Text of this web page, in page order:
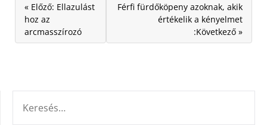
« Előző: Ellazulást
hoz az
arcmasszírozó
Férfi fürdőköpeny azoknak, akik
értékelik a kényelmet
:Következő »